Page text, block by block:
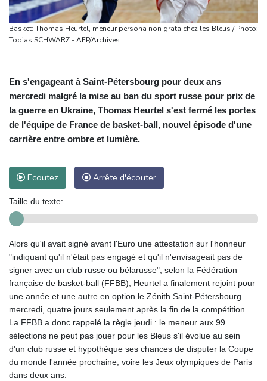
Basket: Thomas Heurtel, meneur persona non grata chez les Bleus / Photo:
Tobias SCHWARZ - AFP/Archives
En s'engageant à Saint-Pétersbourg pour deux ans
mercredi malgré la mise au ban du sport russe pour prix de
la guerre en Ukraine, Thomas Heurtel s'est fermé les portes
de l'équipe de France de basket-ball, nouvel épisode d'une
carrière entre ombre et lumière.
Ecoutez Arrête d'écouter
Taille du texte:
Alors qu'il avait signé avant l'Euro une attestation sur l'honneur
"indiquant qu'il n'était pas engagé et qu'il n'envisageait pas de
signer avec un club russe ou bélarusse", selon la Fédération
française de basket-ball (FFBB), Heurtel a finalement rejoint pour
une année et une autre en option le Zénith Saint-Pétersbourg
mercredi, quatre jours seulement après la fin de la compétition.
La FFBB a donc rappelé la règle jeudi : le meneur aux 99
sélections ne peut pas jouer pour les Bleus s'il évolue au sein
d'un club russe et hypothèque ses chances de disputer la Coupe
du monde l'année prochaine, voire les Jeux olympiques de Paris
dans deux ans.